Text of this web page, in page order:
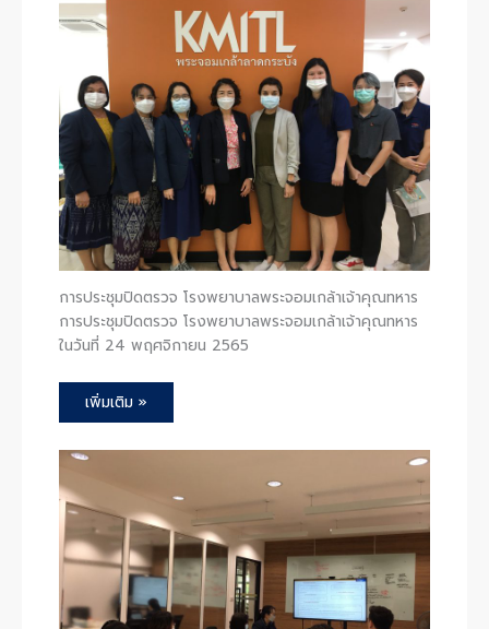
การประชุมปิดตรวจ โรงพยาบาลพระจอมเกล้าเจ้าคุณทหาร
การประชุมปิดตรวจ โรงพยาบาลพระจอมเกล้าเจ้าคุณทหาร
ในวันที่ 24 พฤศจิกายน 2565
เพิ่มเติม »